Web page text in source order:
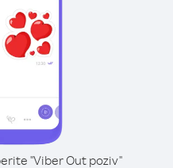
"Viber Out poziv"